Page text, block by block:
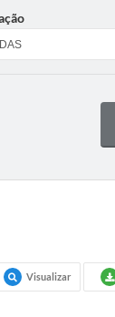
Visualizar